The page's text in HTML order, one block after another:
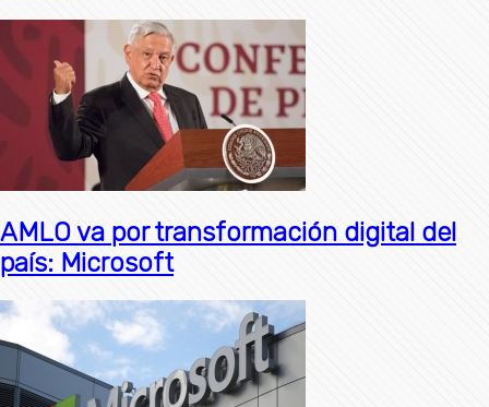
AMLO va por transformación digital del
país: Microsoft